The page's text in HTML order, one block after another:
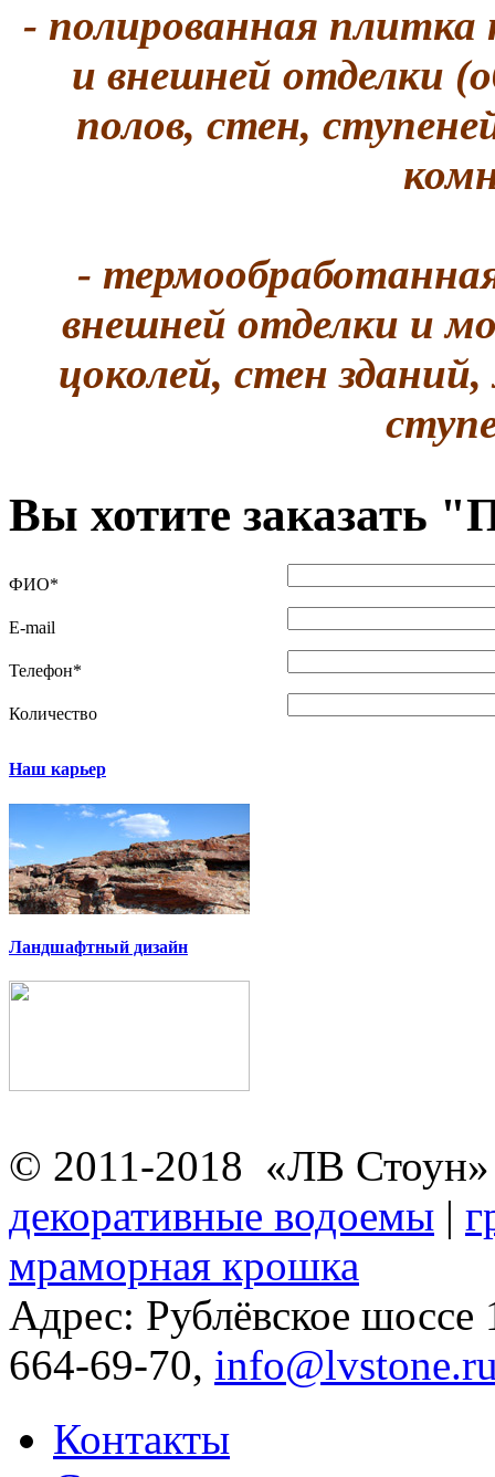
- полированная плитка
и внешней отделки
полов, стен,
-
внешней отделки и
цоколей, стен
Вы хотите заказать "
ФИО*
E-mail
Телефон*
Количество
Наш карьер
Ландшафтный дизайн
© 2011-2018 «ЛВ
декоративные водоемы |
мраморная крошка
Адрес: Рублёвское
664-69-70,
Контакты